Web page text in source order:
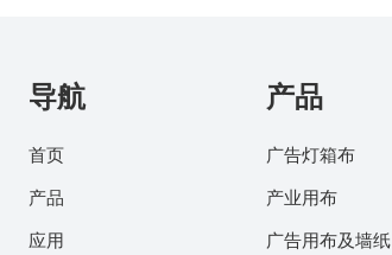
导航
首页
产品
应用
产品
广告灯箱布
产业用布
广告用布及墙纸